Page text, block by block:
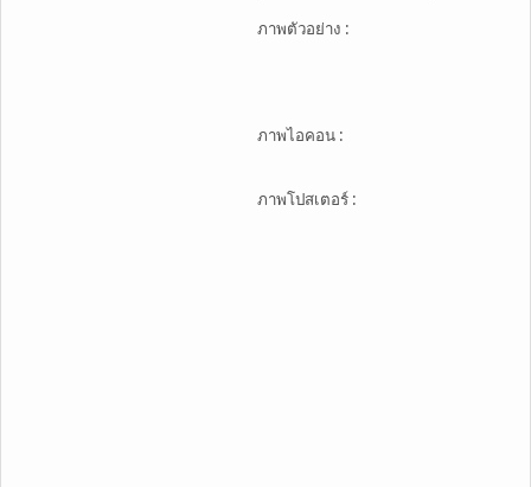
ภาพตัวอย่าง :
ภาพไอคอน :
ภาพโปสเตอร์ :